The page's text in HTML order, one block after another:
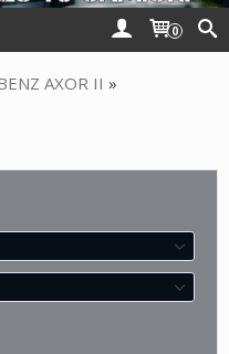
0
AXOR II »